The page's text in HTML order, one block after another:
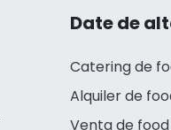
Date de
Catering de
Alquiler de
Venta de